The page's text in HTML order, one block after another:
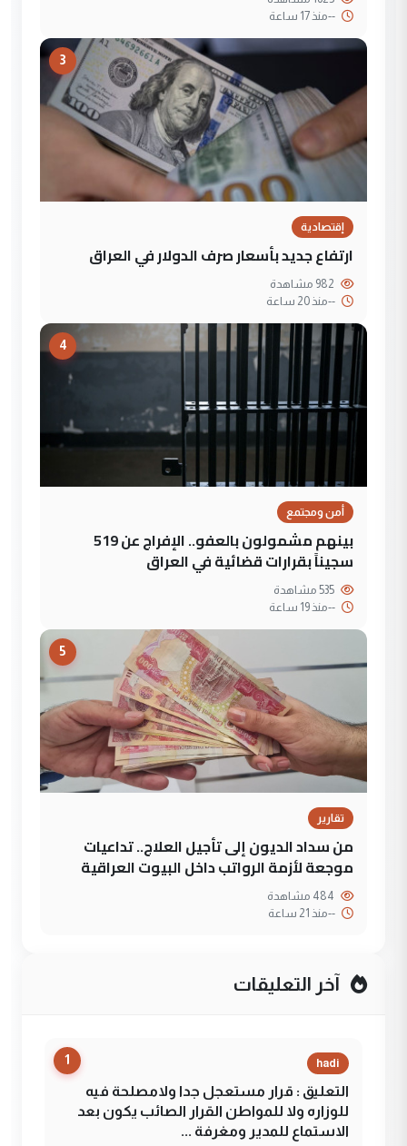
--منذ 17 ساعة
3
إقتصادية
ارتفاع جديد بأسعار صرف الدولار في العراق
--منذ 20 ساعة
4
أمن ومجتمع
بينهم مشمولون بالعفو.. الإفراج عن 519
سجيناً بقرارات قضائية في العراق
--منذ 19 ساعة
5
تقارير
من سداد الديون إلى تأجيل العلاج.. تداعيات
موجعة لأزمة الرواتب داخل البيوت العراقية
--منذ 21 ساعة
آخر التعليقات
1 hadi
التعليق : قرار مستعجل جدا ولامصلحة فيه
للوزاره ولا للمواطن القرار الصائب يكون بعد
الاستماع للمدير ومغرفة ...